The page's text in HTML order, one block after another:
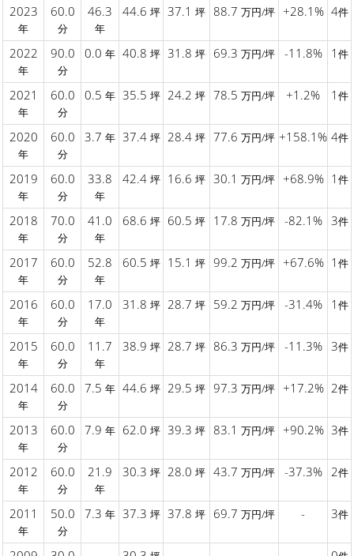
2023
年
60.0
分
46.3
年
44.6 坪 37.1 坪 88.7 万円/坪 +28.1% 4件
2022
年
90.0
分
0.0 年 40.8 坪 31.8 坪 69.3 万円/坪 -11.8% 1 件
2021
年
60.0
分
0.5 年 35.5 坪 24.2 坪 78.5 万円/坪 +1.2% 1 件
2020
年
60.0
分
3.7 年 37.4 坪 28.4 坪 77.6 万円/坪 +158.1% 4件
2019
年
60.0
分
33.8
年
42.4 坪 16.6 坪 30.1 万円/坪 +68.9% 1 件
2018
年
70.0
分
41.0
年
68.6 坪 60.5 坪 17.8 万円/坪 -82.1% 3件
2017
年
60.0
分
52.8
年
60.5 坪 15.1 坪 99.2 万円/坪 +67.6% 1 件
2016
年
60.0
分
17.0
年
31.8 坪 28.7 坪 59.2 万円/坪 -31.4% 1 件
2015
年
60.0
分
11.7
年
38.9 坪 28.7 坪 86.3 万円/坪 -11.3% 3件
2014
年
60.0
分
7.5 年 44.6 坪 29.5 坪 97.3 万円/坪 +17.2% 2件
2013
年
60.0
分
7.9 年 62.0 坪 39.3 坪 83.1 万円/坪 +90.2% 3件
2012
年
60.0
分
21.9
年
30.3 坪 28.0 坪 43.7 万円/坪 -37.3% 2件
2011
年
50.0
分
7.3 年 37.3 坪 37.8 坪 69.7 万円/坪 - 3件